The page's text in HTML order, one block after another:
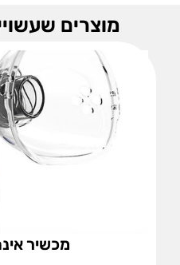
מוצרים
מכשיר